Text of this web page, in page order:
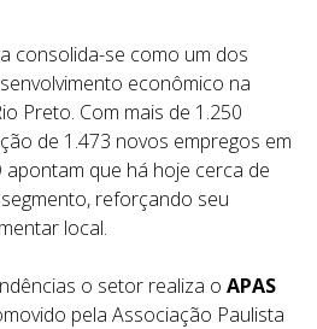
consolida-se como um dos
econômico na
Preto. Com mais de 1.250
de 1.473 novos empregos em
apontam que há hoje cerca de
reforçando seu
local.
o setor realiza o APAS
pela Associação Paulista